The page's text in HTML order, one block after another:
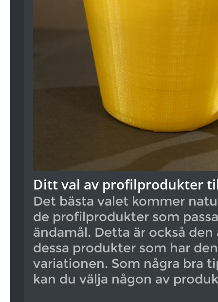
Ditt val av profilprodukter
Det bästa valet kommer
de profilprodukter som
ändamål. Detta är också
dessa produkter som har
variationen. Som några bra
kan du välja någon av